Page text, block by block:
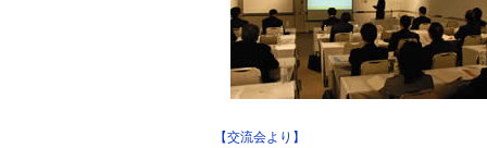
【交流会より】